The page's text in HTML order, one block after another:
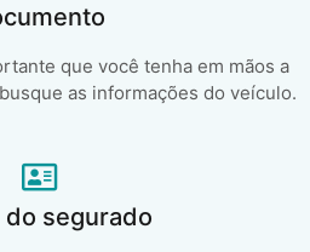
que você tenha em mãos a
as informações do veículo.
do segurado